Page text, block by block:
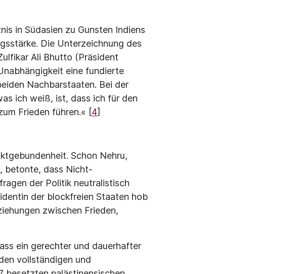
in Südasien zu Gunsten In­diens
Die Unter­zeichnung des
Ali Bhutto (Präsident
eine fundierte
Nachbarstaaten. Bei der
ich weiß, ist, dass ich für den
Frieden führen.« [4]
Schon Nehru,
betonte, dass Nicht­
der Politik neutralis­tisch
der blockfreien Staaten hob
zwi­schen Frieden,
ein gerechter und dauer­hafter
vollständigen und